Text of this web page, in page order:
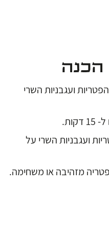
הכנה
ועגבניות השרי
ועגבניות השרי על
מזהיבה או משחימה.